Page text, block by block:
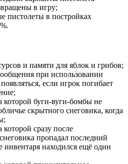
в игру;
пистолеты в постройках
и памяти для яблок и грибов;
при использовании
если игрок погибает
которой буги-вуги-бомбы не
скрытного снеговика, когда
сразу после
пропадал последний
инвентаря находился ещё один